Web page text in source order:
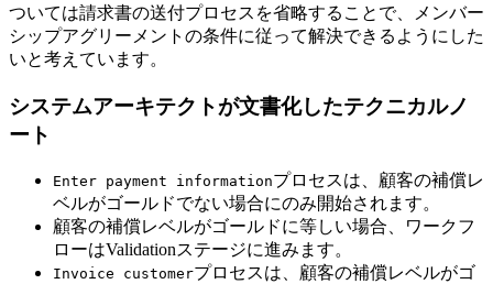
ついては請求書の送付プロセスを省略することで、メンバー
シップアグリーメントの条件に従って解決できるようにした
いと考えています。
システムアーキテクトが文書化したテクニカルノ
ート
Enter payment informationプロセスは、顧客の補償レ
ベルがゴールドでない場合にのみ開始されます。
顧客の補償レベルがゴールドに等しい場合、ワークフ
ローはValidationステージに進みます。
Invoice customerプロセスは、顧客の補償レベルがゴ